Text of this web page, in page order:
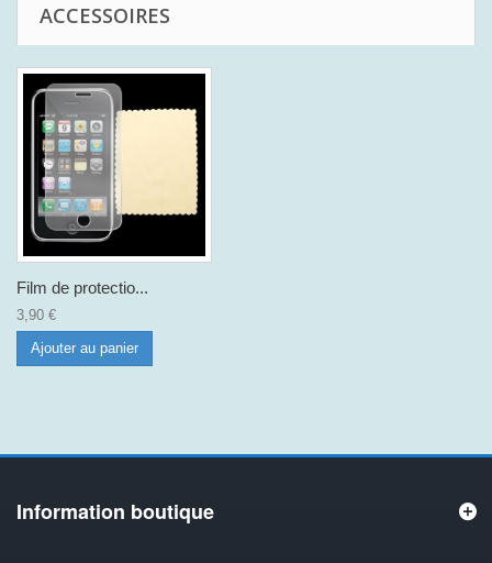
ACCESSOIRES
Film de protectio...
3,90 €
Ajouter au panier
Information boutique